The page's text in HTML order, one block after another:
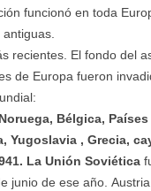
funcionó en toda
recientes. El fondo del
de Europa fueron
Bélgica,
Yugoslavia , Grecia,
La Unión Soviética
junio de ese año.